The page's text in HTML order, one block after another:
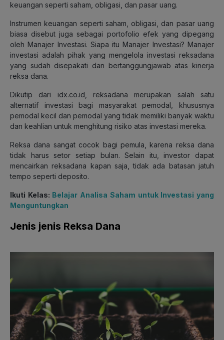
keuangan seperti saham, obligasi, dan pasar uang.
Instrumen keuangan seperti saham, obligasi, dan pasar uang
biasa disebut juga sebagai portofolio efek yang dipegang
oleh Manajer Investasi. Siapa itu Manajer Investasi? Manajer
investasi adalah pihak yang mengelola investasi reksadana
yang sudah disepakati dan bertanggungjawab atas kinerja
reksa dana.
Dikutip dari idx.co.id, reksadana merupakan salah satu
alternatif investasi bagi masyarakat pemodal, khususnya
pemodal kecil dan pemodal yang tidak memiliki banyak waktu
dan keahlian untuk menghitung risiko atas investasi mereka.
Reksa dana sangat cocok bagi pemula, karena reksa dana
tidak harus setor setiap bulan. Selain itu, investor dapat
mencairkan reksadana kapan saja, tidak ada batasan jatuh
tempo seperti deposito.
Ikuti Kelas: Belajar Analisa Saham untuk Investasi yang
Menguntungkan
Jenis jenis Reksa Dana